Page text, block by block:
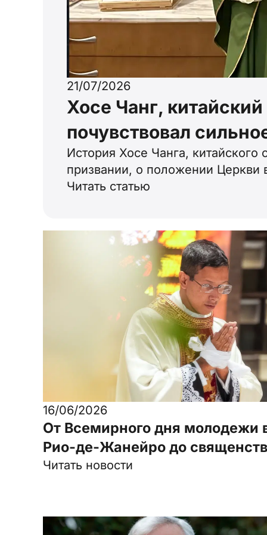
21/07/2026
Хосе Чанг,
почувствовал
История Хосе Чанга,
призвании, о положении
Читать статью
16/06/2026
От Всемирного дня молодежи
Рио-де-Жанейро до
Читать новости